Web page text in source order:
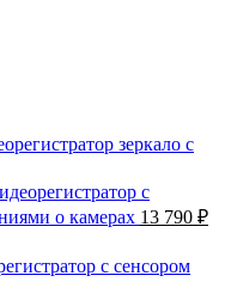
зеркало с
с
о камерах 13 790 ₽
с сенсором